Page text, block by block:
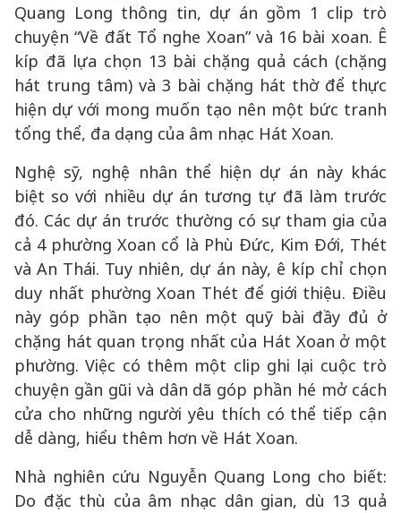
Quang Long thông tin, dự án gồm 1 clip trò
chuyện “Về đất Tổ nghe Xoan” và 16 bài xoan. Ê
kíp đã lựa chọn 13 bài chặng quả cách (chặng
hát trung tâm) và 3 bài chặng hát thờ để thực
hiện dự với mong muốn tạo nên một bức tranh
tổng thể, đa dạng của âm nhạc Hát Xoan.
Nghệ sỹ, nghệ nhân thể hiện dự án này khác
biệt so với nhiều dự án tương tự đã làm trước
đó. Các dự án trước thường có sự tham gia của
cả 4 phường Xoan cổ là Phù Đức, Kim Đới, Thét
và An Thái. Tuy nhiên, dự án này, ê kíp chỉ chọn
duy nhất phường Xoan Thét để giới thiệu. Điều
này góp phần tạo nên một quỹ bài đầy đủ ở
chặng hát quan trọng nhất của Hát Xoan ở một
phường. Việc có thêm một clip ghi lại cuộc trò
chuyện gần gũi và dân dã góp phần hé mở cách
cửa cho những người yêu thích có thể tiếp cận
dễ dàng, hiểu thêm hơn về Hát Xoan.
Nhà nghiên cứu Nguyễn Quang Long cho biết:
Do đặc thù của âm nhạc dân gian, dù 13 quả